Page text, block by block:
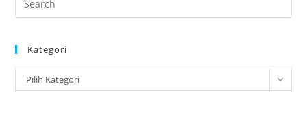
the
Kategori
Kategori
Pilih Kategori